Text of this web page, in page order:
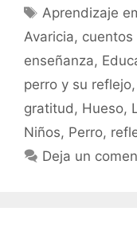
Etiquetas
Aprendizaje
Avaricia, cuentos
enseñanza,
perro y su reflejo,
gratitud , Hueso,
Niños, Perro,
Deja un